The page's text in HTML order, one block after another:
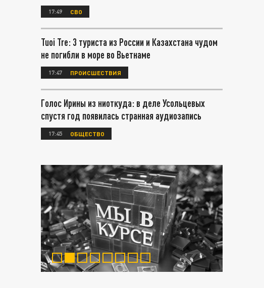
17:49 СВО
Tuoi Tre: 3 туриста из России и Казахстана чудом
не погибли в море во Вьетнаме
17:47 ПРОИСШЕСТВИЯ
Голос Ирины из ниоткуда: в деле Усольцевых
спустя год появилась странная аудиозапись
17:45 ОБЩЕСТВО